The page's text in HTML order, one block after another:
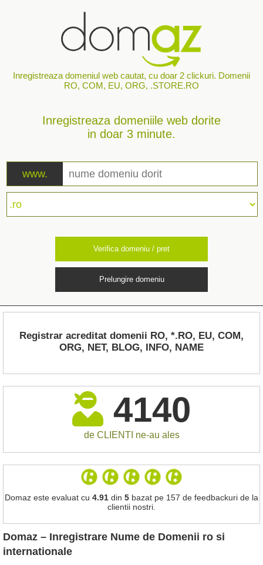
Inregistreaza domeniul web cautat, cu doar 2 clickuri. Domenii
RO, COM, EU, ORG, .STORE.RO
Inregistreaza domeniile web dorite
in doar 3 minute.
www.
Verifica domeniu / pret
Prelungire domeniu
Registrar acreditat domenii RO, *.RO, EU, COM,
ORG, NET, BLOG, INFO, NAME
4140
de CLIENTI ne-au ales
Domaz este evaluat cu 4.91 din 5 bazat pe 157 de feedbackuri de la
clientii nostri.
Domaz – Inregistrare Nume de Domenii ro si
internationale